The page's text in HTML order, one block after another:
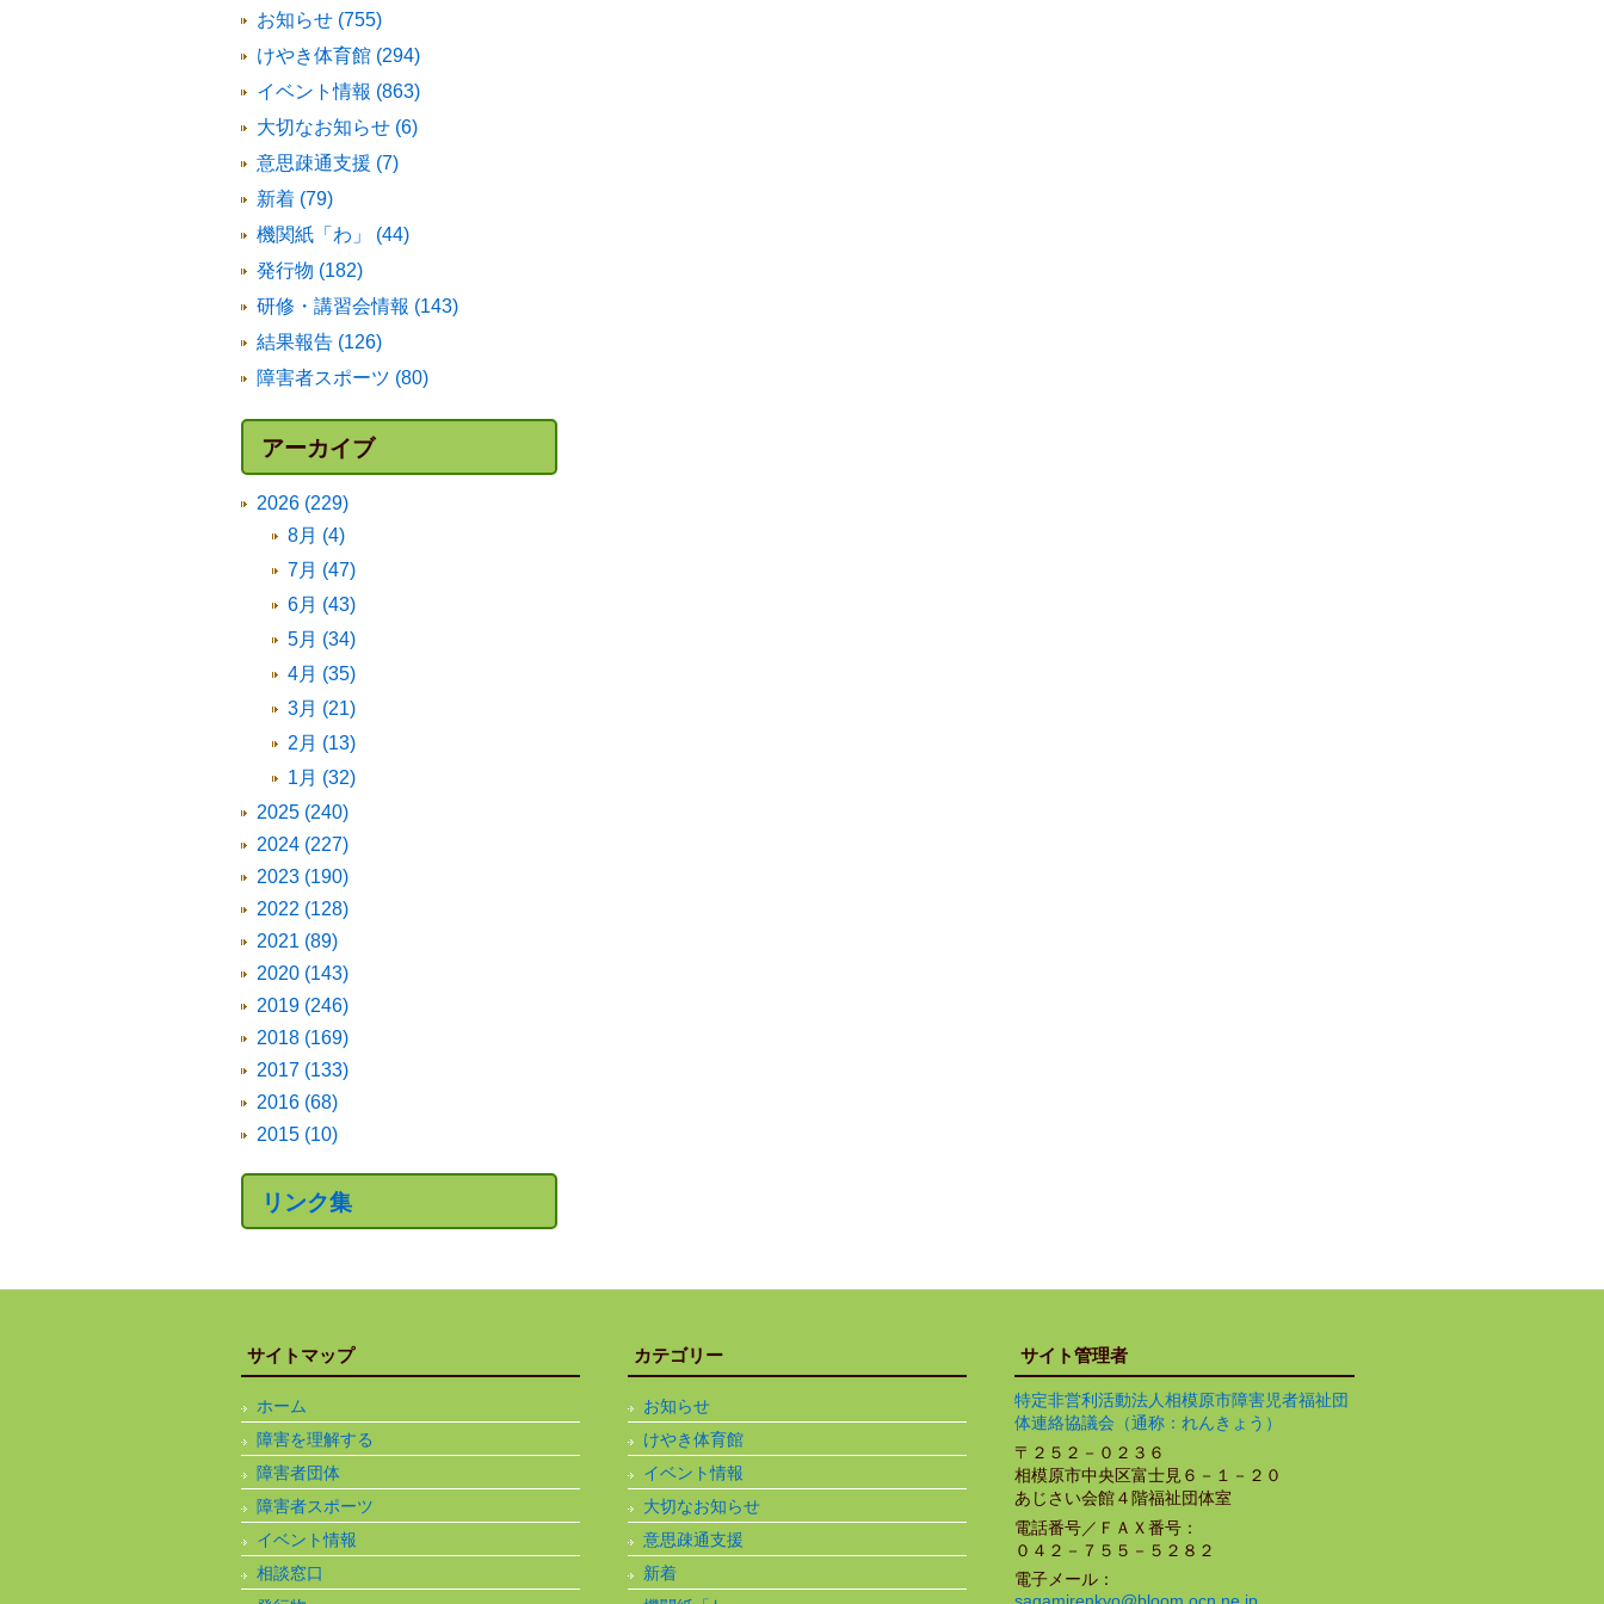
お知らせ (755)
けやき体育館 (294)
イベント情報 (863)
大切なお知らせ (6)
意思疎通支援 (7)
新着 (79)
機関紙「わ」 (44)
発行物 (182)
研修・講習会情報 (143)
結果報告 (126)
障害者スポーツ (80)
アーカイブ
2026 (229)
8月 (4)
7月 (47)
6月 (43)
5月 (34)
4月 (35)
3月 (21)
2月 (13)
1月 (32)
2025 (240)
2024 (227)
2023 (190)
2022 (128)
2021 (89)
2020 (143)
2019 (246)
2018 (169)
2017 (133)
2016 (68)
2015 (10)
リンク集
サイトマップ
ホーム
障害を理解する
障害者団体
障害者スポーツ
イベント情報
相談窓口
カテゴリー
お知らせ
けやき体育館
イベント情報
大切なお知らせ
意思疎通支援
新着
サイト管理者
特定非営利活動法人相模原市障害児者福祉団
体連絡協議会（通称：れんきょう）
〒２５２－０２３６
相模原市中央区富士見６－１－２０
あじさい会館４階福祉団体室
電話番号／ＦＡＸ番号：
０４２－７５５－５２８２
電子メール：